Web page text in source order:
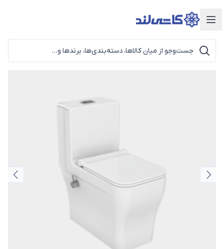
دسته‌بندی محصولات
اسلاید قبلی